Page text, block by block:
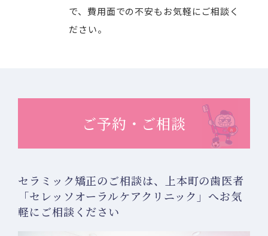
で、費用面での不安もお気軽にご相談く
ださい。
ご予約・ご相談
セラミック矯正のご相談は、
上本町の歯医者
「セレッソオーラルケアクリニック」へお気
軽にご相談ください